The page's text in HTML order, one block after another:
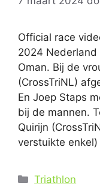
Official race
2024
Oman. Bij de
(CrossTriNL)
En Joep Staps
bij de mannen.
Quirijn
verstuikte
Categorieën
Triathlon